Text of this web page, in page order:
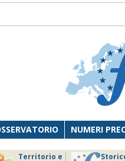
NUMERI
Territorio e